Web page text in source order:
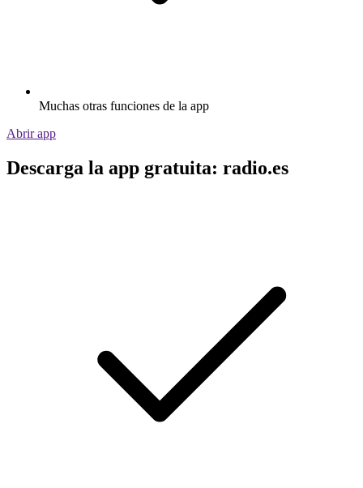
Muchas otras funciones de la app
Abrir app
Descarga la app gratuita: radio.es